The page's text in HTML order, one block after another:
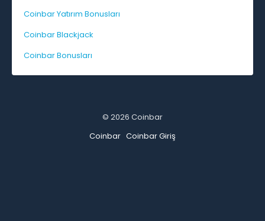
Coinbar Yatırım Bonusları
Coinbar Blackjack
Coinbar Bonusları
© 2026 Coinbar
Coinbar Coinbar Giriş